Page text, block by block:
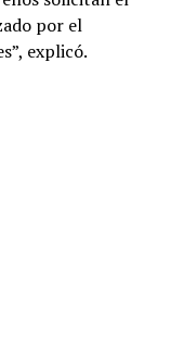
por el
explicó.